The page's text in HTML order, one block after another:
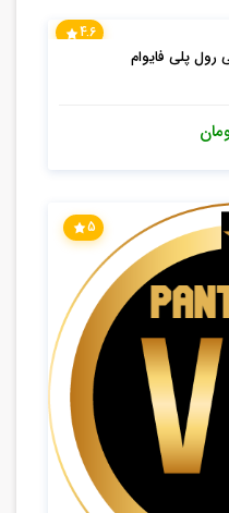
4.6
پلی فایوام
5